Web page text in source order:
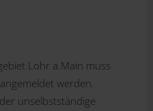
Lohr a.Main muss
werden.
unselbstständige